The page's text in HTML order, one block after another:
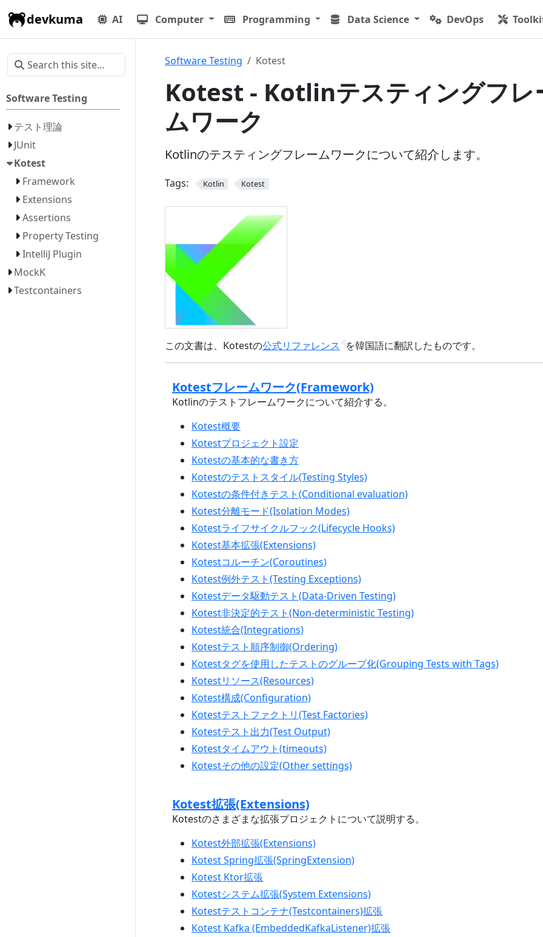
devkuma AI Computer Programming Data Science DevOps
Software Testing
テスト理論
JUnit
Kotest
Framework
Extensions
Assertions
Property Testing
IntelliJ Plugin
MockK
Testcontainers
Software Testing Kotest
Kotest - Kotlinテスティングフレ
ムワーク
Kotlinのテスティングフレームワークについて紹介します。
Tags: Kotlin Kotest
この文書は、Kotestの公式リファレンス を韓国語に翻訳したものです。
Kotestフレームワーク(Framework)
Kotlinのテストフレームワークについて紹介する。
Kotest概要
Kotestプロジェクト設定
Kotestの基本的な書き方
Kotestのテストスタイル(Testing Styles)
Kotestの条件付きテスト(Conditional evaluation)
Kotest分離モード(Isolation Modes)
Kotestライフサイクルフック(Lifecycle Hooks)
Kotest基本拡張(Extensions)
Kotestコルーチン(Coroutines)
Kotest例外テスト(Testing Exceptions)
Kotestデータ駆動テスト(Data-Driven Testing)
Kotest非決定的テスト(Non-deterministic Testing)
Kotest統合(Integrations)
Kotestテスト順序制御(Ordering)
Kotestタグを使用したテストのグループ化(Grouping Tests with Tags)
Kotestリソース(Resources)
Kotest構成(Configuration)
Kotestテストファクトリ(Test Factories)
Kotestテスト出力(Test Output)
Kotestタイムアウト(timeouts)
Kotestその他の設定(Other settings)
Kotest拡張(Extensions)
Kotestのさまざまな拡張プロジェクトについて説明する。
Kotest外部拡張(Extensions)
Kotest Spring拡張(SpringExtension)
Kotest Ktor拡張
Kotestシステム拡張(System Extensions)
Kotestテストコンテナ(Testcontainers)拡張
Kotest Kafka (EmbeddedKafkaListener)拡張